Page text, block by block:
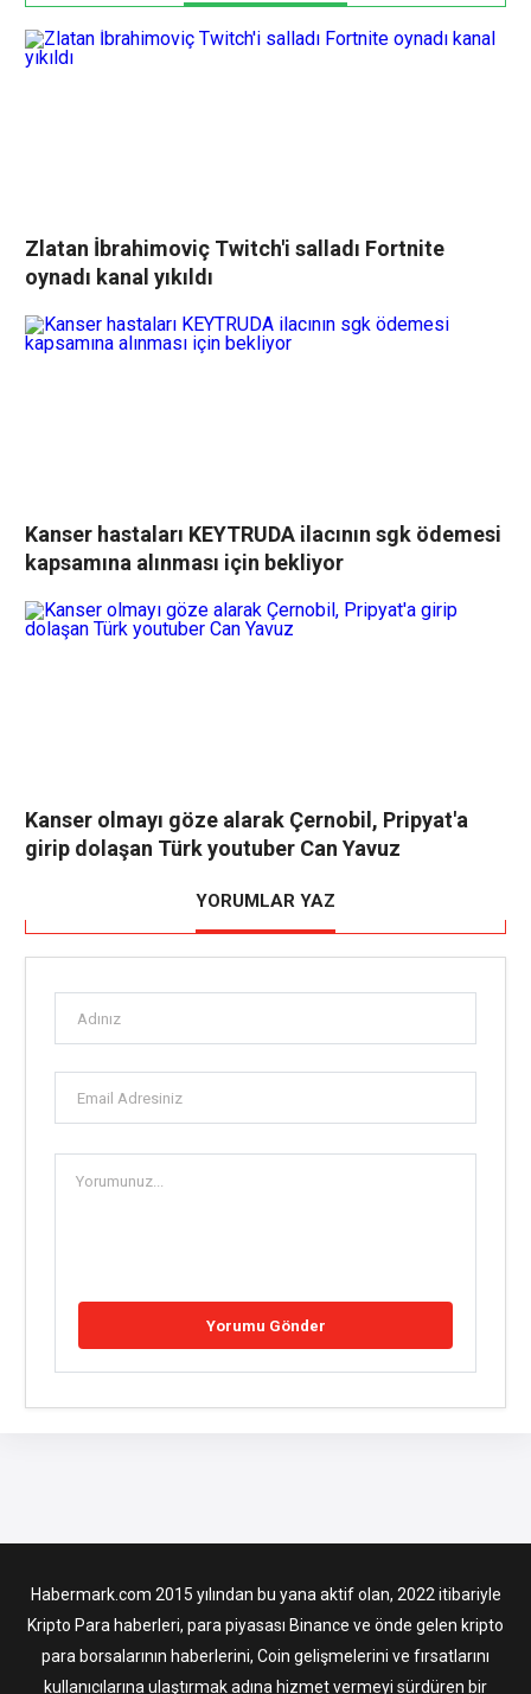
Zlatan İbrahimoviç Twitch'i salladı Fortnite
oynadı kanal yıkıldı
Kanser hastaları KEYTRUDA ilacının sgk ödemesi
kapsamına alınması için bekliyor
Kanser olmayı göze alarak Çernobil, Pripyat'a
girip dolaşan Türk youtuber Can Yavuz
YORUMLAR YAZ
Habermark.com 2015 yılından bu yana aktif olan, 2022 itibariyle
Kripto Para haberleri, para piyasası Binance ve önde gelen kripto
para borsalarının haberlerini, Coin gelişmelerini ve fırsatlarını
kullanıcılarına ulaştırmak adına hizmet vermeyi sürdüren bir